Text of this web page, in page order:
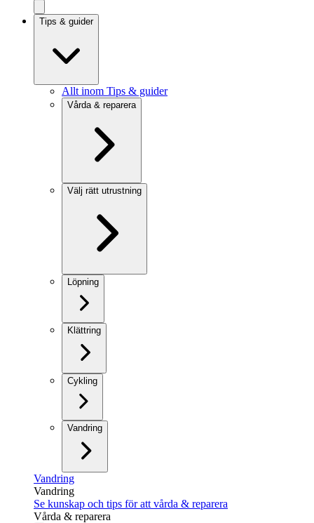
Tips & guider
Allt inom Tips & guider
Vårda & reparera
Välj rätt utrustning
Löpning
Klättring
Cykling
Vandring
Vandring
Vandring
Se kunskap och tips för att vårda & reparera
Vårda & reparera